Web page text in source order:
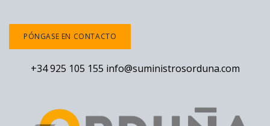
PÓNGASE EN CONTACTO
+34 925 105 155 info@suministrosorduna.com